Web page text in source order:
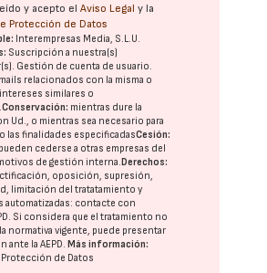
y acepto elAviso Legal y la
Protección de Datos
Interempresas Media, S.L.U.
Suscripción a nuestra(s)
Gestión de cuenta de usuario.
relacionados con la misma o
similares o
Conservación: mientras dure la
Ud., o mientras sea necesario para
las finalidades especificadasCesión:
cederse a otras empresas del
de gestión interna.Derechos:
oposición, supresión,
limitación del tratatamiento y
automatizadas: contacte con
. Si considera que el tratamiento no
normativa vigente, puede presentar
ante laAEPD.Más información:
de Datos